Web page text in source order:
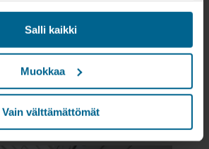
sekä ulkoisissa
käyttäytymiseesi
("markkinointi"). Tietoja
mainonta- ja
Kumppanimme voivat
muihin tietoihin, jotka heille on
tai jotka he ovat keränneet
Kumppani voi olla kolmannessa
Salli kaikki
Muokkaa
Vain välttämättömät
yhdenmukaisesta
toteutuvat uusien entistä
Rockfon Eclipse
avulla.